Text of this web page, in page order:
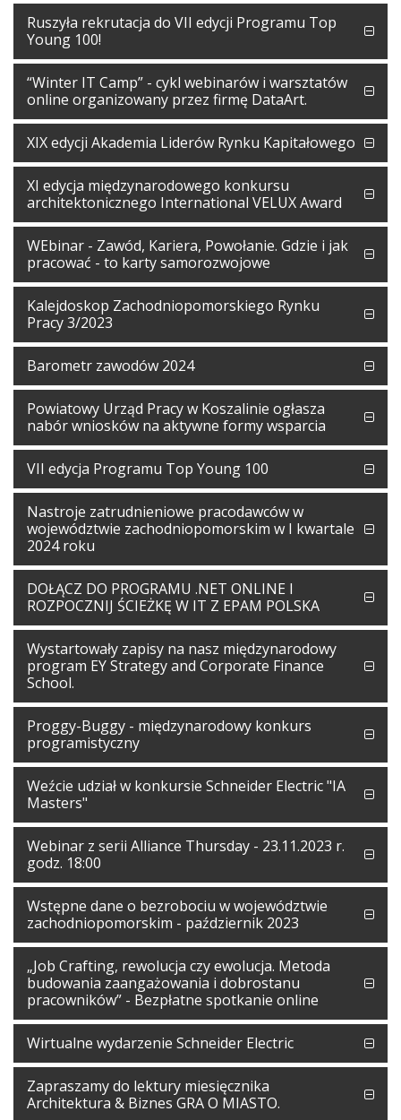
Ruszyła rekrutacja do VII edycji Programu Top
Young 100!
“Winter IT Camp” - cykl webinarów i warsztatów
online organizowany przez firmę DataArt.
XIX edycji Akademia Liderów Rynku Kapitałowego
XI edycja międzynarodowego konkursu
architektonicznego International VELUX Award
WEbinar - Zawód, Kariera, Powołanie. Gdzie i jak
pracować - to karty samorozwojowe
Kalejdoskop Zachodniopomorskiego Rynku
Pracy 3/2023
Barometr zawodów 2024
Powiatowy Urząd Pracy w Koszalinie ogłasza
nabór wniosków na aktywne formy wsparcia
VII edycja Programu Top Young 100
Nastroje zatrudnieniowe pracodawców w
województwie zachodniopomorskim w I kwartale
2024 roku
DOŁĄCZ DO PROGRAMU .NET ONLINE I
ROZPOCZNIJ ŚCIEŻKĘ W IT Z EPAM POLSKA
Wystartowały zapisy na nasz międzynarodowy
program EY Strategy and Corporate Finance
School.
Proggy-Buggy - międzynarodowy konkurs
programistyczny
Weźcie udział w konkursie Schneider Electric "IA
Masters"
Webinar z serii Alliance Thursday - 23.11.2023 r.
godz. 18:00
Wstępne dane o bezrobociu w województwie
zachodniopomorskim - październik 2023
„Job Crafting, rewolucja czy ewolucja. Metoda
budowania zaangażowania i dobrostanu
pracowników” - Bezpłatne spotkanie online
Wirtualne wydarzenie Schneider Electric
Zapraszamy do lektury miesięcznika
Architektura & Biznes GRA O MIASTO.